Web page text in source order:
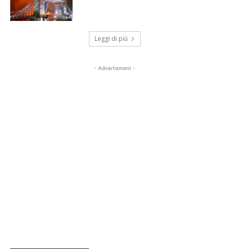
Leggi di più
- Advertisment -